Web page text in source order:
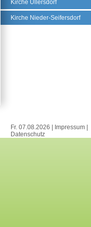
Kirche Ullersdorf
Kirche Nieder-Seifersdorf
Fr. 07.08.2026 | Impressum
Datenschutz